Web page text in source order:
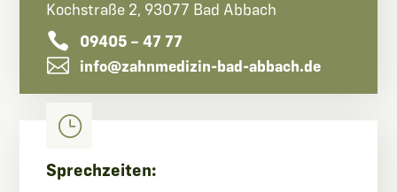
Kochstraße 2, 93077 Bad Abbach
 09405 – 47 77
 info@zahnmedizin-bad-abbach.de
}
Sprechzeiten: